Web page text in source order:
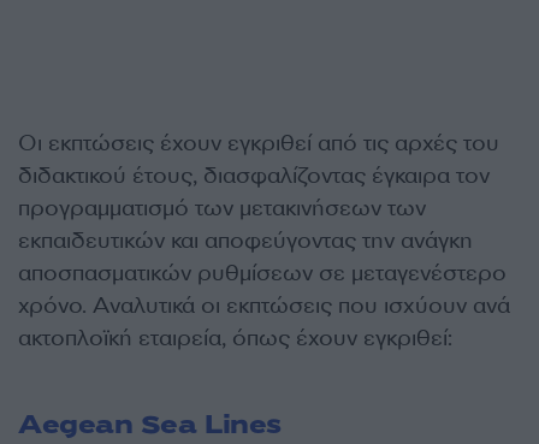
Οι εκπτώσεις έχουν εγκριθεί από τις αρχές του
διδακτικού έτους, διασφαλίζοντας έγκαιρα τον
προγραμματισμό των μετακινήσεων των
εκπαιδευτικών και αποφεύγοντας την ανάγκη
αποσπασματικών ρυθμίσεων σε μεταγενέστερο
χρόνο. Αναλυτικά οι εκπτώσεις που ισχύουν ανά
ακτοπλοϊκή εταιρεία, όπως έχουν εγκριθεί:
Aegean Sea Lines